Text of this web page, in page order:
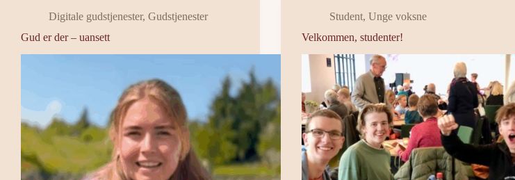
Digitale gudstjenester, Gudstjenester
Gud er der – uansett
Student,Unge voksne
Velkommen, studenter!